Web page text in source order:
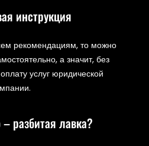
инструкция
рекомендациям, то можно
а значит, без
услуг юридической
разбитая лавка?